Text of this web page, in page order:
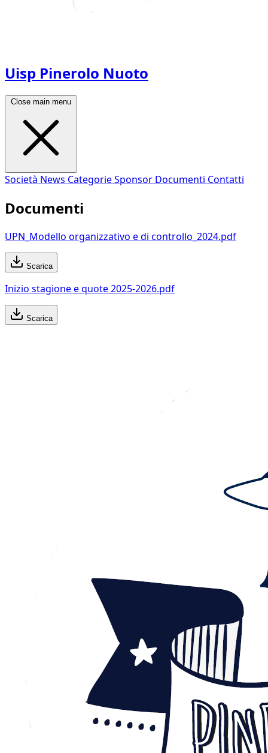
Uisp Pinerolo Nuoto
Close main menu
Società News CategorieSponsor Documenti Contatti
Documenti
UPN_Modello organizzativo e di controllo_2024.pdf
Scarica
Inizio stagione e quote 2025-2026.pdf
Scarica